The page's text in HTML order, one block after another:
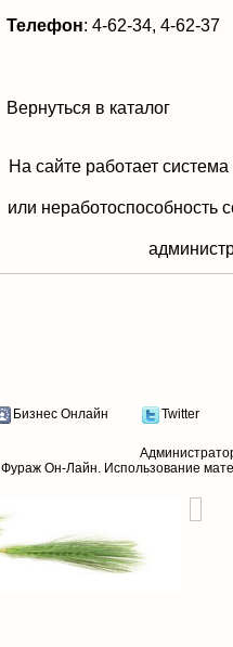
Телефон: 4-62-34, 4-62-37
Вернуться в каталог
На сайте работает
или неработоспособность
Бизнес Онлайн Twitter
Фураж Он-Лайн. Использование